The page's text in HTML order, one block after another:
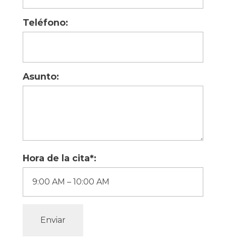
Teléfono:
Asunto:
Hora de la cita*:
Enviar